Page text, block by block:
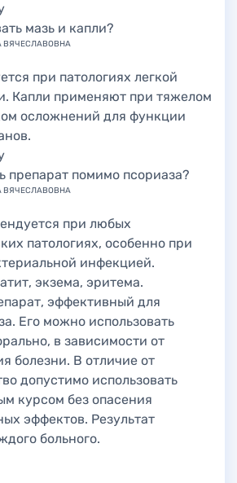
мазь и капли?
при патологиях легкой
Капли применяют при тяжелом
осложнений для функции
препарат помимо псориаза?
при любых
патологиях, особенно при
инфекцией.
экзема, эритема.
эффективный для
Его можно использовать
в зависимости от
болезни. В отличие от
допустимо использовать
курсом без опасения
эффектов. Результат
больного.